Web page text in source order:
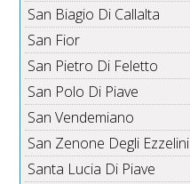
San Biagio Di Callalta
San Fior
San Pietro Di Feletto
San Polo Di Piave
San Vendemiano
San Zenone Degli Ezzelini
Santa Lucia Di Piave